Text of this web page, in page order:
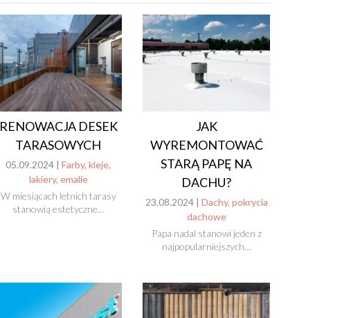
RENOWACJA DESEK
TARASOWYCH
05.09.2024 |Farby, kleje,
lakiery, emalie
W miesiącach letnich tarasy
stanowią estetyczne…
JAK
WYREMONTOWAĆ
STARĄ PAPĘ NA
DACHU?
23.08.2024 | Dachy, pokrycia
dachowe
Papa nadal stanowi jeden z
najpopularniejszych…